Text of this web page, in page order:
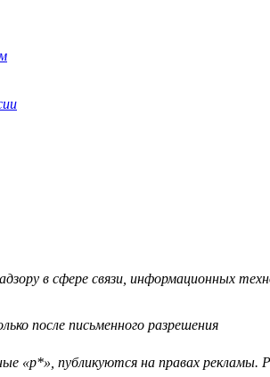
в сфере связи, информационных
после письменного разрешения
«р*», публикуются на правах рекламы.